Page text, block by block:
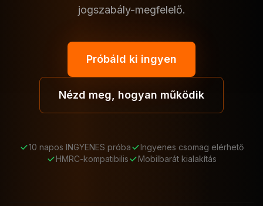
jogszabály-megfelelő.
Próbáld ki ingyen
Nézd meg, hogyan működik
10 napos INGYENES próba
Ingyenes csomag elérhető
HMRC-kompatibilis
Mobilbarát kialakítás